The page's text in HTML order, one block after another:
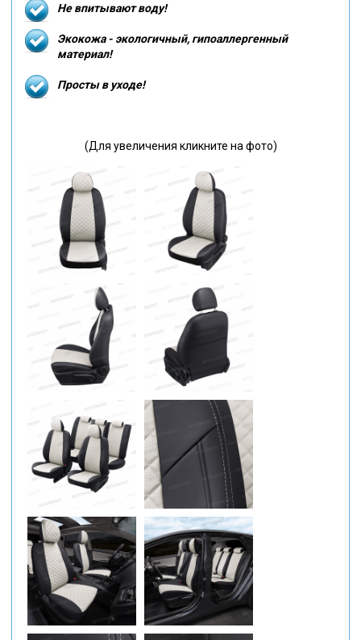
Не впитывают воду!
Экокожа - экологичный, гипоаллергенный
материал!
Просты в уходе!
(Для увеличения кликните на фото)